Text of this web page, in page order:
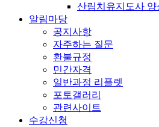
산림치유지도사
알림마당
공지사항
자주하는 질문
환불규정
민간자격
일반과정 리플렛
포토갤러리
관련사이트
수강신청